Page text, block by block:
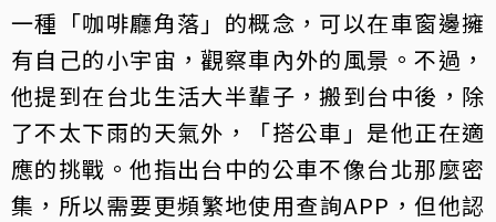
一種「咖啡廳角落」的概念，可以在車窗邊擁
有自己的小宇宙，觀察車內外的風景。不過，
他提到在台北生活大半輩子，搬到台中後，除
了不太下雨的天氣外，「搭公車」是他正在適
應的挑戰。他指出台中的公車不像台北那麼密
集，所以需要更頻繁地使用查詢APP，但他認